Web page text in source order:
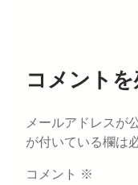
コメント
メールアドレスが
が付いている欄は
コメント ※